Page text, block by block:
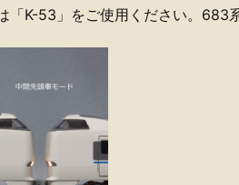
「K-53」をご使用ください。683